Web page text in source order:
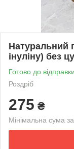
Натуральний
інуліну) без
Готово до відправки
Роздріб
275 ₴
Мінімальна сума